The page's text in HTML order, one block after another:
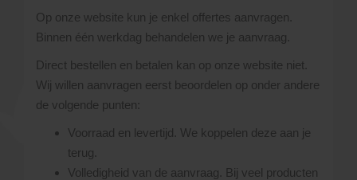
Op onze website kun je enkel offertes aanvragen.
Binnen één werkdag behandelen we je aanvraag.
Direct bestellen en betalen kan op onze website niet.
Wij willen aanvragen eerst beoordelen op onder andere
de volgende punten:
Voorraad en levertijd. We koppelen deze aan je
terug.
Volledigheid van de aanvraag. Bij veel producten